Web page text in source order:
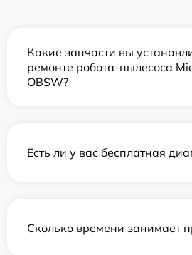
Какие запчасти вы
ремонте робота-пылесоса
OBSW?
Есть ли у вас бесплатная
Сколько времени занимает